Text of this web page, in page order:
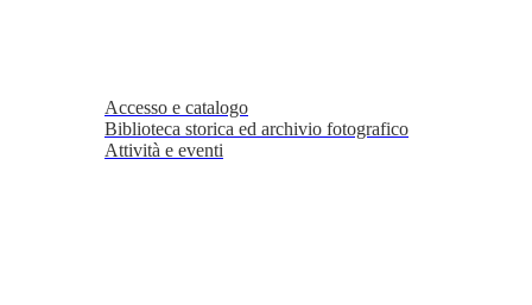
Accesso e catalogo
Biblioteca storica ed archivio fotografico
Attività e eventi